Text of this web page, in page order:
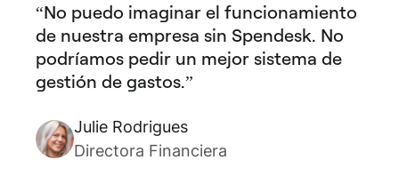
No puedo imaginar el funcionamiento
de nuestra empresa sin Spendesk. No
podríamos pedir un mejor sistema de
gestión de gastos.
Julie Rodrigues
Directora Financiera